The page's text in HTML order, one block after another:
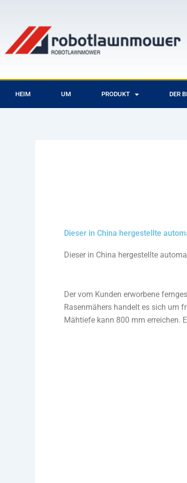
springen
HEIM UM PRODUKT DER
Dieser in China hergestellte
Dieser in China hergestellte
Der vom Kunden erworbene
Rasenmähers handelt es sich um
Mähtiefe kann 800 mm erreichen.